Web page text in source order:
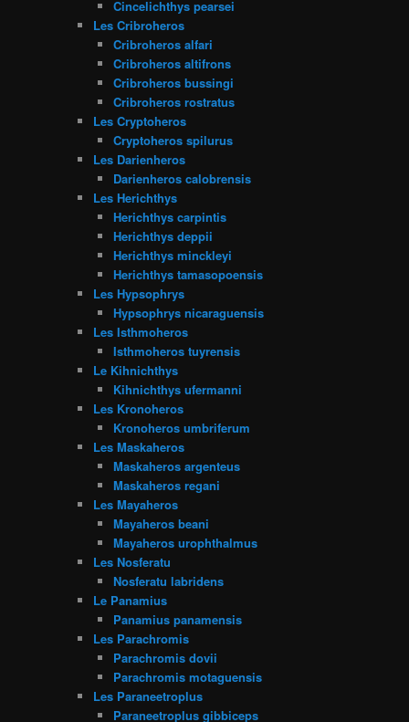
Cincelichthys pearsei
Les Cribroheros
Cribroheros alfari
Cribroheros altifrons
Cribroheros bussingi
Cribroheros rostratus
Les Cryptoheros
Cryptoheros spilurus
Les Darienheros
Darienheros calobrensis
Les Herichthys
Herichthys carpintis
Herichthys deppii
Herichthys minckleyi
Herichthys tamasopoensis
Les Hypsophrys
Hypsophrys nicaraguensis
Les Isthmoheros
Isthmoheros tuyrensis
Le Kihnichthys
Kihnichthys ufermanni
Les Kronoheros
Kronoheros umbriferum
Les Maskaheros
Maskaheros argenteus
Maskaheros regani
Les Mayaheros
Mayaheros beani
Mayaheros urophthalmus
Les Nosferatu
Nosferatu labridens
Le Panamius
Panamius panamensis
Les Parachromis
Parachromis dovii
Parachromis motaguensis
Les Paraneetroplus
Paraneetroplus gibbiceps